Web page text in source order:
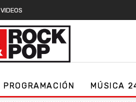
VIDEOS
PROGRAMACIÓN MÚSICA